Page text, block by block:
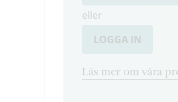
eller
LOGGA IN
Läs mer om våra